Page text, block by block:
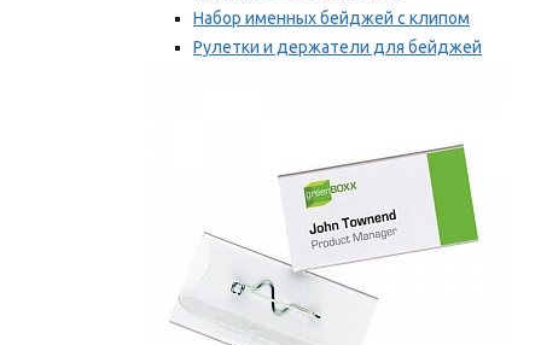
Набор именных бейджей с клипом
Рулетки и держатели для бейджей